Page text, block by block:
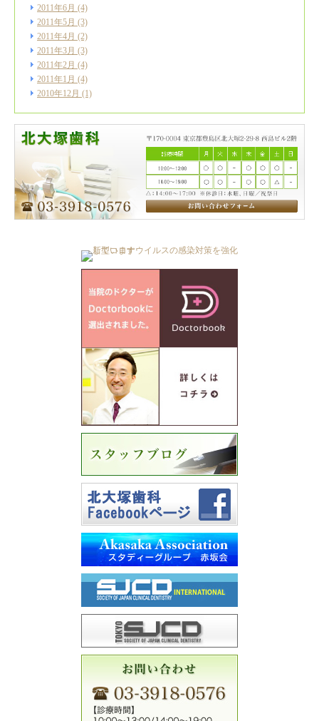
2011年6月 (4)
2011年5月 (3)
2011年4月 (2)
2011年3月 (3)
2011年2月 (4)
2011年1月 (4)
2010年12月 (1)